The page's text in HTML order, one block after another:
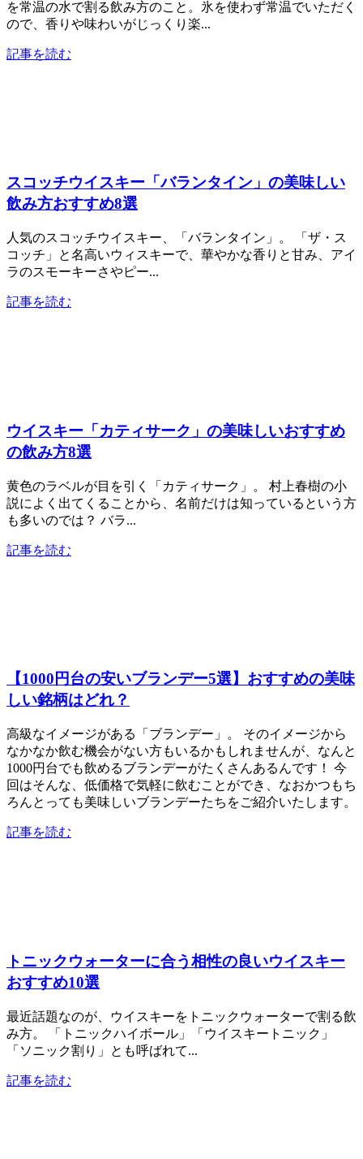
を常温の水で割る飲み方のこと。氷を使わず常温でいただく
ので、香りや味わいがじっくり楽...
記事を読む
スコッチウイスキー「バランタイン」の美味しい
飲み方おすすめ8選
人気のスコッチウイスキー、「バランタイン」。 「ザ・ス
コッチ」と名高いウィスキーで、華やかな香りと甘み、アイ
ラのスモーキーさやピー...
記事を読む
ウイスキー「カティサーク」の美味しいおすすめ
の飲み方8選
黄色のラベルが目を引く「カティサーク」。 村上春樹の小
説によく出てくることから、名前だけは知っているという方
も多いのでは？ バラ...
記事を読む
【1000円台の安いブランデー5選】おすすめの美味
しい銘柄はどれ？
高級なイメージがある「ブランデー」。 そのイメージから
なかなか飲む機会がない方もいるかもしれませんが、なんと
1000円台でも飲めるブランデーがたくさんあるんです！ 今
回はそんな、低価格で気軽に飲むことができ、なおかつもち
ろんとっても美味しいブランデーたちをご紹介いたします。
記事を読む
トニックウォーターに合う相性の良いウイスキー
おすすめ10選
最近話題なのが、ウイスキーをトニックウォーターで割る飲
み方。 「トニックハイボール」「ウイスキートニック」
「ソニック割り」とも呼ばれて...
記事を読む